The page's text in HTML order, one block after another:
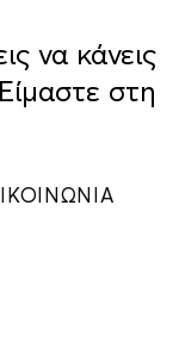
να κάνεις
στη